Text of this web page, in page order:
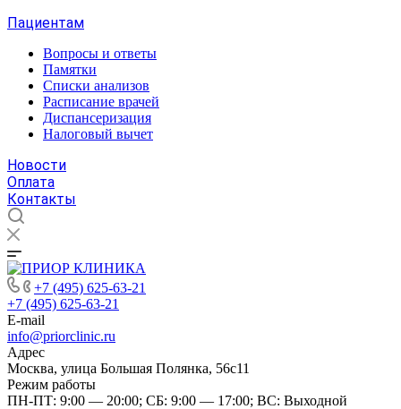
Пациентам
Вопросы и ответы
Памятки
Списки анализов
Расписание врачей
Диспансеризация
Налоговый вычет
Новости
Оплата
Контакты
+7 (495) 625-63-21
+7 (495) 625-63-21
E-mail
info@priorclinic.ru
Адрес
Москва, улица Большая Полянка, 56с11
Режим работы
ПН-ПТ: 9:00 — 20:00; СБ: 9:00 — 17:00; ВС: Выходной